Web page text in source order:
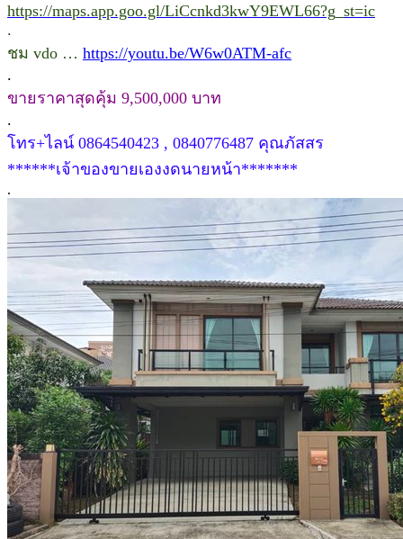
https://maps.app.goo.gl/LiCcnkd3kwY9EWL66?g_st=ic
.
ชม vdo … https://youtu.be/W6w0ATM-afc
.
ขายราคาสุดคุ้ม 9,500,000 บาท
.
โทร+ไลน์ 0864540423 , 0840776487 คุณภัสสร
******เจ้าของขายเองงดนายหน้า*******
.